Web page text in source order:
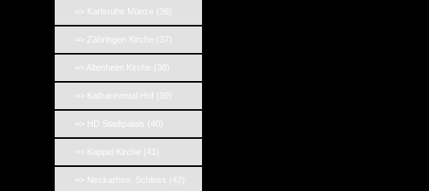
=> Karlsruhe Münze (36)
=> Zähringen Kirche (37)
=> Altenheim Kirche (38)
=> Katharinental Hof (39)
=> HD Stadtpalais (40)
=> Kappel Kirche (41)
=> Neckarhsn. Schloss (42)